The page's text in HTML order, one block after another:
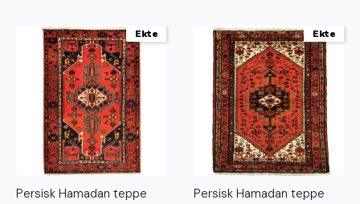
Ekte
Persisk Hamadan teppe
Ekte
Persisk Hamadan teppe